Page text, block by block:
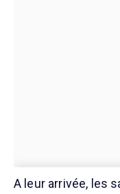
A leur arrivée, les